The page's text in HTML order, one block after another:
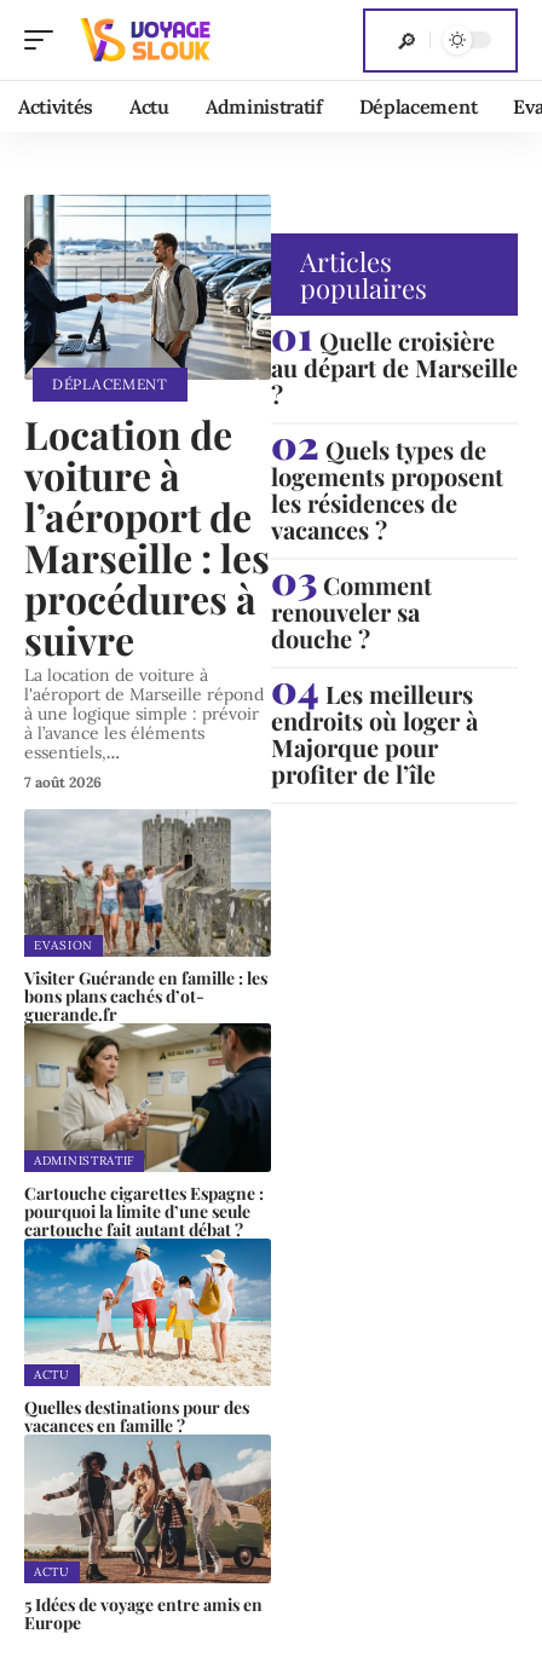
Activités Actu Administratif Déplacement
DÉPLACEMENT
Location de
voiture à
l’aéroport de
Marseille : les
procédures à
suivre
La location de voiture à
l'aéroport de Marseille répond
à une logique simple : prévoir
à l’avance les éléments
essentiels,…
7 août 2026
EVASION
Visiter Guérande en famille : les
bons plans cachés d’ot-
guerande.fr
ADMINISTRATIF
Cartouche cigarettes Espagne :
pourquoi la limite d’une seule
cartouche fait autant débat ?
ACTU
Quelles destinations pour des
vacances en famille ?
ACTU
5 Idées de voyage entre amis en
Europe
Articles
populaires
Quelle croisière
au départ de Marseille
?
Quels types de
logements proposent
les résidences de
vacances ?
Comment
renouveler sa
douche ?
Les meilleurs
endroits où loger à
Majorque pour
profiter de l’île